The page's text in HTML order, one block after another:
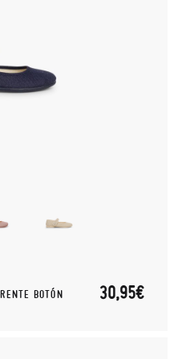
sino Devolución, también
por nada! Puedes
BOTÓN 30,95€